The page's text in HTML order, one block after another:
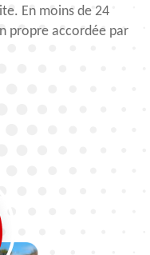
En moins de 24
propre accordée par